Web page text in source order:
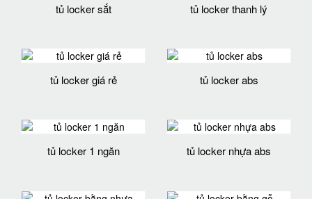
tủ locker sắt tủ locker thanh lý
tủ locker giá rẻ tủ locker abs
tủ locker 1 ngăn tủ locker nhựa abs